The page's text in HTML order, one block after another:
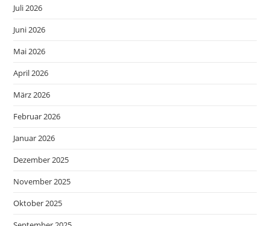
Juli 2026
Juni 2026
Mai 2026
April 2026
März 2026
Februar 2026
Januar 2026
Dezember 2025
November 2025
Oktober 2025